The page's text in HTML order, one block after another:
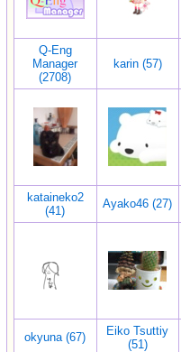
Q-Eng
Manager
(2708)
karin (57)
kataineko2
(41)
Ayako46 (27)
okyuna (67)
Eiko Tsuttiy
(51)